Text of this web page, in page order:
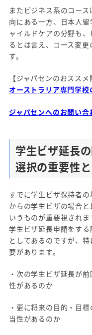
またビジネス系のコー
向にある一方、日本人
ャイルドケアの分野も
るとは言え、コース変
す。
【ジャパセンのおススメ
オーストラリア専門学
ジャパセンへのお問い合
学生ビザ延長
選択の重要性
すでに学生ビザ保持者
からの学生ビザの場合
いうものが重要視されま
学生ビザ延長申請をす
としてあるのですが、
要があります。
・次の学生ビザ延長が
性があるのか
・更に将来の目的・目
当性があるのか